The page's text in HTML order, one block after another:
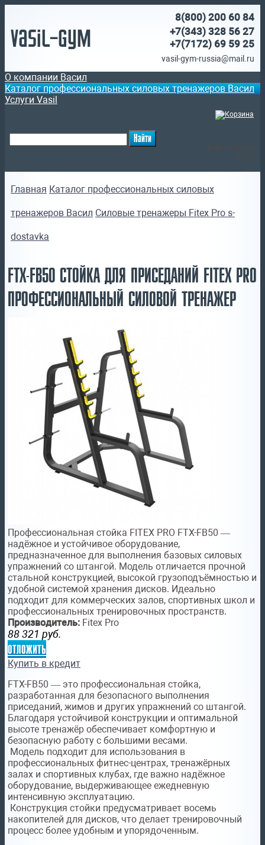
Vasil-Gym
8(800) 200 60 84
+7(343) 328 56 27
+7(7172) 69 59 25
vasil-gym-russia@mail.ru
О компании Васил
Каталог профессиональных силовых тренажеров Васил
Услуги Vasil
Главная Каталог профессиональных силовых
тренажеров Васил Силовые тренажеры Fitex Pro s-
dostavka
FTX-FB50 СТОЙКА ДЛЯ ПРИСЕДАНИЙ FITEX PRO
ПРОФЕССИОНАЛЬНЫЙ СИЛОВОЙ ТРЕНАЖЕР
Профессиональная стойка FITEX PRO FTX-FB50 —
надёжное и устойчивое оборудование,
предназначенное для выполнения базовых силовых
упражнений со штангой. Модель отличается прочной
стальной конструкцией, высокой грузоподъёмностью и
удобной системой хранения дисков. Идеально
подходит для коммерческих залов, спортивных школ и
профессиональных тренировочных пространств.
Производитель: Fitex Pro
88 321 руб.
отложить
Купить в кредит
FTX-FB50 — это профессиональная стойка,
разработанная для безопасного выполнения
приседаний, жимов и других упражнений со штангой.
Благодаря устойчивой конструкции и оптимальной
высоте тренажёр обеспечивает комфортную и
безопасную работу с большими весами.
Модель подходит для использования в
профессиональных фитнес-центрах, тренажёрных
залах и спортивных клубах, где важно надёжное
оборудование, выдерживающее ежедневную
интенсивную эксплуатацию.
Конструкция стойки предусматривает восемь
накопителей для дисков, что делает тренировочный
процесс более удобным и упорядоченным.